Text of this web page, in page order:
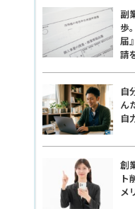
副
歩
届
請
自
ん
自
創
ト
メ